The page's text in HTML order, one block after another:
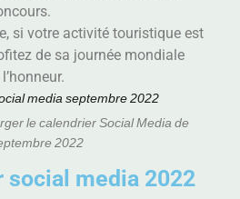
si votre activité touristique est
de sa journée mondiale
le calendrier Social Media de
2022
social media 2022